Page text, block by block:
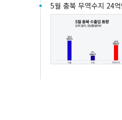
5월 충북 무역수지 24